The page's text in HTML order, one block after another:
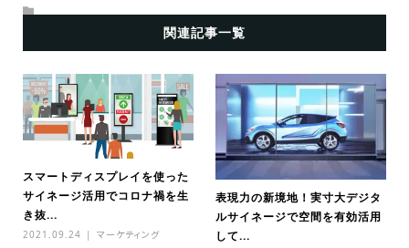
関連記事一覧
スマートディスプレイを使った
サイネージ活用でコロナ禍を生
き抜...
2021.09.24 マーケティング
表現力の新境地！実寸大デジタ
ルサイネージで空間を有効活用
して...